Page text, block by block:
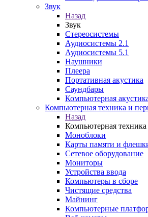
Звук
Назад
Звук
Стереосистемы
Аудиосистемы 2.1
Аудиосистемы 5.1
Наушники
Плеера
Портативная акустика
Саундбары
Компьютерная
Компьютерная техника и
Назад
Компьютерная
Моноблоки
Карты памяти и
Сетевое оборудование
Мониторы
Устройства ввода
Компьютеры в сборе
Чистящие средства
Майнинг
Компьютерные